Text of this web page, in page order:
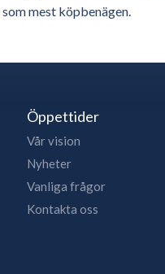
mest köpbenägen.
Öppettider
Vår vision
Nyheter
Vanliga frågor
Kontakta oss